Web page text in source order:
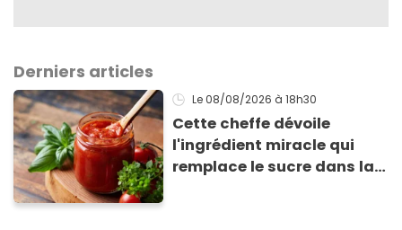
Derniers articles
Le 08/08/2026 à 18h30
Cette cheffe dévoile
l'ingrédient miracle qui
remplace le sucre dans la